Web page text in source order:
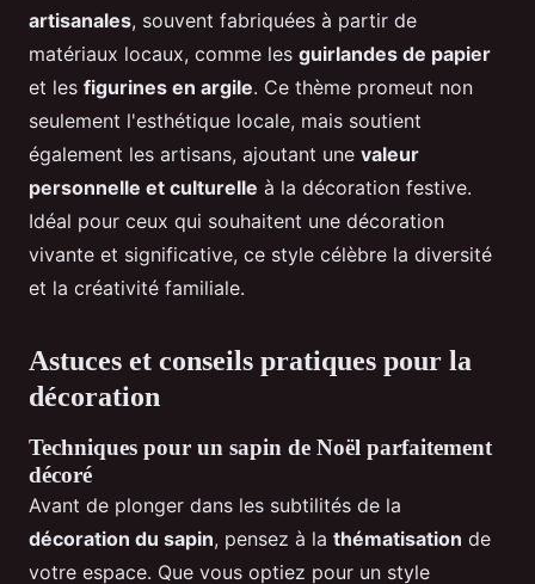
artisanales, souvent fabriquées à partir de
matériaux locaux, comme les guirlandes de papier
et les figurines en argile. Ce thème promeut non
seulement l'esthétique locale, mais soutient
également les artisans, ajoutant une valeur
personnelle et culturelle à la décoration festive.
Idéal pour ceux qui souhaitent une décoration
vivante et significative, ce style célèbre la diversité
et la créativité familiale.
Astuces et conseils pratiques pour la
décoration
Techniques pour un sapin de Noël parfaitement
décoré
Avant de plonger dans les subtilités de la
décoration du sapin, pensez à la thématisation de
votre espace. Que vous optiez pour un style